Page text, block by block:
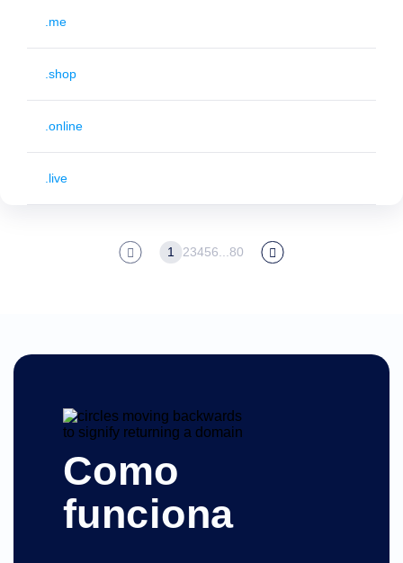
.me
.shop
.online
.live
1 23456 80
Como
funciona